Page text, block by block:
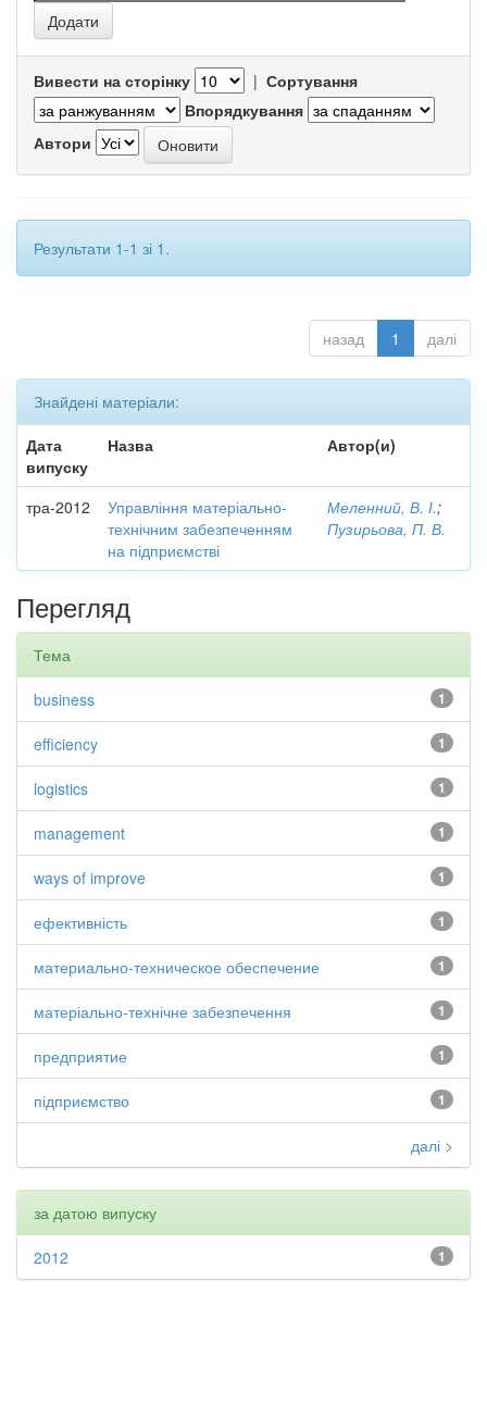
Вивести на сторінку | Сортування
Впорядкування
Автори
Результати 1-1 зі 1.
назад 1 далі
Знайдені матеріали:
Дата
випуску
Назва Автор(и)
тра-2012
Управління матеріально-
технічним забезпеченням
на підприємстві
Меленний, В. І.;
Пузирьова, П. В.
Перегляд
Тема
1
business
1
efficiency
1
logistics
1
management
1
ways of improve
1
ефективність
1
материально-техническое обеспечение
1
матеріально-технічне забезпечення
1
предприятие
1
підприємство
далі >
за датою випуску
1
2012